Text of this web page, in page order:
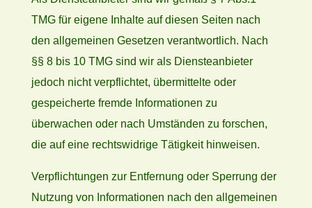
TMG für eigene Inhalte auf diesen Seiten nach
den allgemeinen Gesetzen verantwortlich. Nach
§§ 8 bis 10 TMG sind wir als Diensteanbieter
jedoch nicht verpflichtet, übermittelte oder
gespeicherte fremde Informationen zu
überwachen oder nach Umständen zu forschen,
die auf eine rechtswidrige Tätigkeit hinweisen.
Verpflichtungen zur Entfernung oder Sperrung der
Nutzung von Informationen nach den allgemeinen